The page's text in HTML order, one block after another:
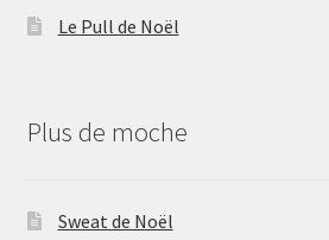
Le Pull de Noël
Plus de moche
Sweat de Noël